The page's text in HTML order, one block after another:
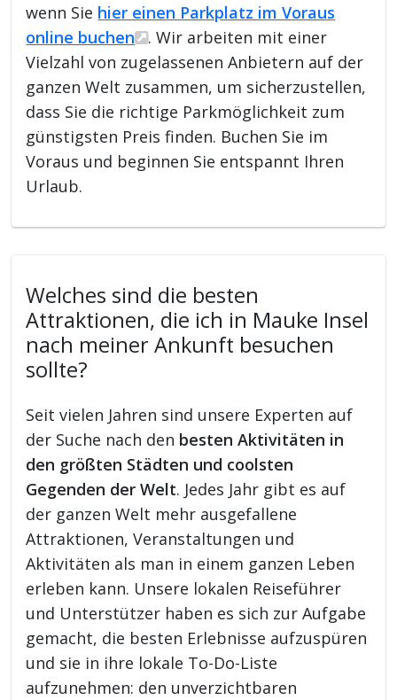
wenn Sie hier einen Parkplatz im Voraus
online buchen
. Wir arbeiten mit einer
Vielzahl von zugelassenen Anbietern auf der
ganzen Welt zusammen, um sicherzustellen,
dass Sie die richtige Parkmöglichkeit zum
günstigsten Preis finden. Buchen Sie im
Voraus und beginnen Sie entspannt Ihren
Urlaub.
Welches sind die besten
Attraktionen, die ich in Mauke Insel
nach meiner Ankunft besuchen
sollte?
Seit vielen Jahren sind unsere Experten auf
der Suche nach den besten Aktivitäten in
den größten Städten und coolsten
Gegenden der Welt. Jedes Jahr gibt es auf
der ganzen Welt mehr ausgefallene
Attraktionen, Veranstaltungen und
Aktivitäten als man in einem ganzen Leben
erleben kann. Unsere lokalen Reiseführer
und Unterstützer haben es sich zur Aufgabe
gemacht, die besten Erlebnisse aufzuspüren
und sie in ihre lokale To-Do-Liste
aufzunehmen: den unverzichtbaren